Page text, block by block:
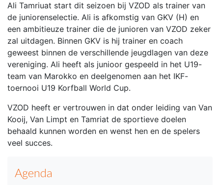
Ali Tamriuat start dit seizoen bij VZOD als trainer van
de juniorenselectie. Ali is afkomstig van GKV (H) en
een ambitieuze trainer die de junioren van VZOD zeker
zal uitdagen. Binnen GKV is hij trainer en coach
geweest binnen de verschillende jeugdlagen van deze
vereniging. Ali heeft als junioor gespeeld in het U19-
team van Marokko en deelgenomen aan het IKF-
toernooi U19 Korfball World Cup.
VZOD heeft er vertrouwen in dat onder leiding van Van
Kooij, Van Limpt en Tamriat de sportieve doelen
behaald kunnen worden en wenst hen en de spelers
veel succes.
Agenda